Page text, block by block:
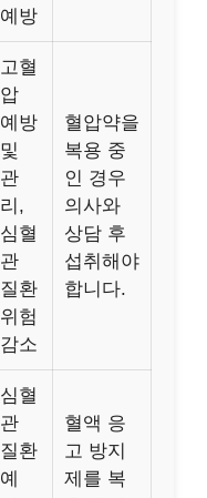
예방
고혈
압
예방
및
관
리,
심혈
관
질환
위험
감소
혈압약을
복용 중
인 경우
의사와
상담 후
섭취해야
합니다.
심혈
관
질환
예
혈액 응
고 방지
제를 복